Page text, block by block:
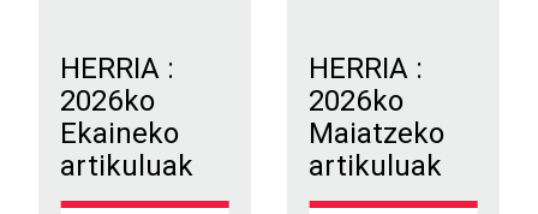
HERRIA :
2026ko
Ekaineko
artikuluak
HERRIA :
2026ko
Maiatzeko
artikuluak